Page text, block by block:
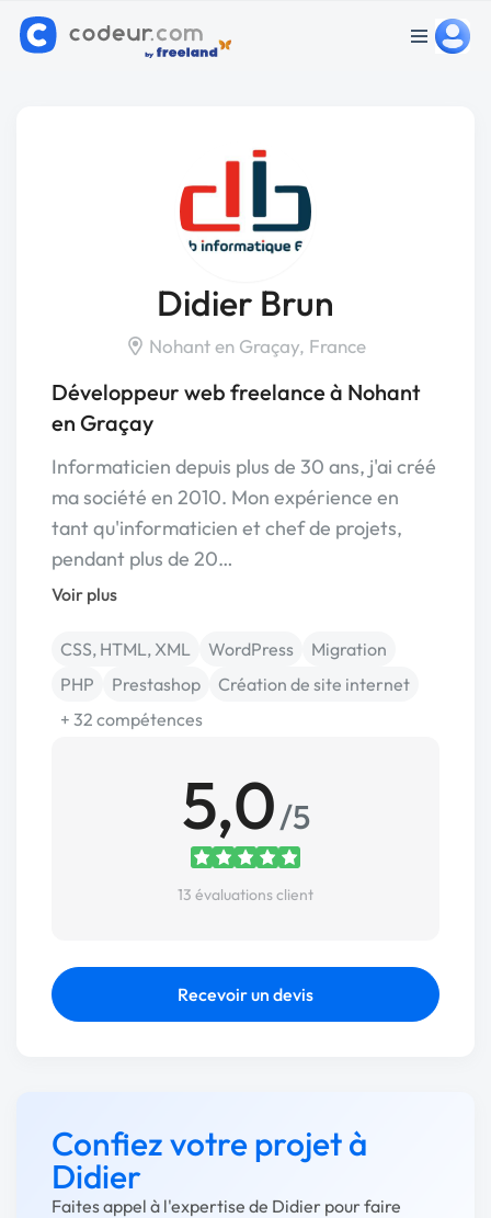
Didier Brun
Nohant en Graçay, France
Développeur web freelance à Nohant
en Graçay
Informaticien depuis plus de 30 ans, j'ai créé
ma société en 2010. Mon expérience en
tant qu'informaticien et chef de projets,
pendant plus de 20…
Voir plus
CSS, HTML, XML WordPress
Migration
PHP
Prestashop
Création de site internet
+ 32 compétences
5,0/5
13 évaluations client
Recevoir un devis
Confiez votre projet à
Didier
Faites appel à l'expertise de Didier pour faire